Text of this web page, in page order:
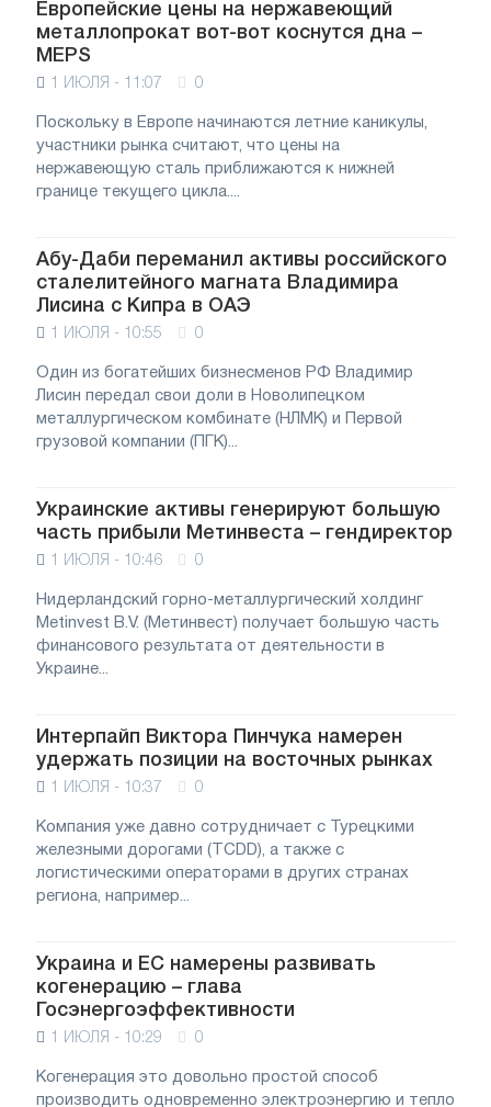
Европейские цены на нержавеющий
металлопрокат вот-вот коснутся дна –
MEPS
1 ИЮЛЯ - 11:07 0
Поскольку в Европе начинаются летние каникулы,
участники рынка считают, что цены на
нержавеющую сталь приближаются к нижней
границе текущего цикла....
Абу-Даби переманил активы российского
сталелитейного магната Владимира
Лисина с Кипра в ОАЭ
1 ИЮЛЯ - 10:55 0
Один из богатейших бизнесменов РФ Владимир
Лисин передал свои доли в Новолипецком
металлургическом комбинате (НЛМК) и Первой
грузовой компании (ПГК)...
Украинские активы генерируют большую
часть прибыли Метинвеста – гендиректор
1 ИЮЛЯ - 10:46 0
Нидерландский горно-металлургический холдинг
Metinvest B.V. (Метинвест) получает большую часть
финансового результата от деятельности в
Украине...
Интерпайп Виктора Пинчука намерен
удержать позиции на восточных рынках
1 ИЮЛЯ - 10:37 0
Компания уже давно сотрудничает с Турецкими
железными дорогами (TCDD), а также с
логистическими операторами в других странах
региона, например...
Украина и ЕС намерены развивать
когенерацию – глава
Госэнергоэффективности
1 ИЮЛЯ - 10:29 0
Когенерация это довольно простой способ
производить одновременно электроэнергию и тепло